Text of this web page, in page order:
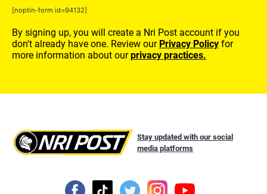
[noptin-form id=94132]
By signing up, you will create a Nri Post account if you
don't already have one. Review our Privacy Policy for
more information about ourprivacy practices.
Stay updated with our social
media platforms